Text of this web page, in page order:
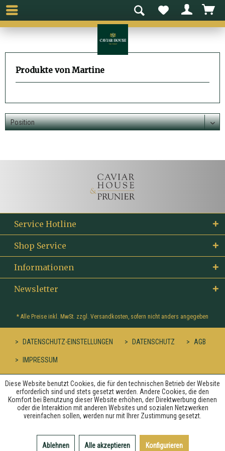
Produkte von Martine
Service Hotline
Shop Service
Informationen
Newsletter
* Alle Preise inkl. MwSt. zzgl. Versandkosten, sofern nicht anders angegeben
DATENSCHUTZ-EINSTELLUNGEN DATENSCHUTZ AGB
IMPRESSUM
Diese Website benutzt Cookies, die für den technischen Betrieb der Website
erforderlich sind und stets gesetzt werden. Andere Cookies, die den
Komfort bei Benutzung dieser Website erhöhen, der Direktwerbung dienen
oder die Interaktion mit anderen Websites und sozialen Netzwerken
vereinfachen sollen, werden nur mit Ihrer Zustimmung gesetzt.
Ablehnen Alle akzeptieren Konfigurieren